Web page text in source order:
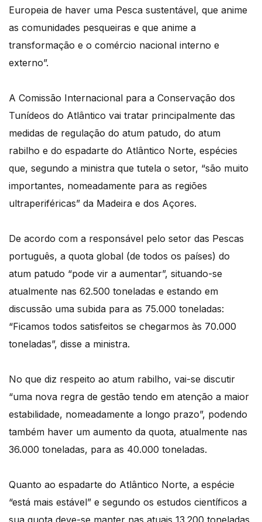
Europeia de haver uma Pesca sustentável, que anime
as comunidades pesqueiras e que anime a
transformação e o comércio nacional interno e
externo”.
A Comissão Internacional para a Conservação dos
Tunídeos do Atlântico vai tratar principalmente das
medidas de regulação do atum patudo, do atum
rabilho e do espadarte do Atlântico Norte, espécies
que, segundo a ministra que tutela o setor, “são muito
importantes, nomeadamente para as regiões
ultraperiféricas” da Madeira e dos Açores.
De acordo com a responsável pelo setor das Pescas
português, a quota global (de todos os países) do
atum patudo “pode vir a aumentar”, situando-se
atualmente nas 62.500 toneladas e estando em
discussão uma subida para as 75.000 toneladas:
“Ficamos todos satisfeitos se chegarmos às 70.000
toneladas”, disse a ministra.
No que diz respeito ao atum rabilho, vai-se discutir
“uma nova regra de gestão tendo em atenção a maior
estabilidade, nomeadamente a longo prazo”, podendo
também haver um aumento da quota, atualmente nas
36.000 toneladas, para as 40.000 toneladas.
Quanto ao espadarte do Atlântico Norte, a espécie
“está mais estável” e segundo os estudos científicos a